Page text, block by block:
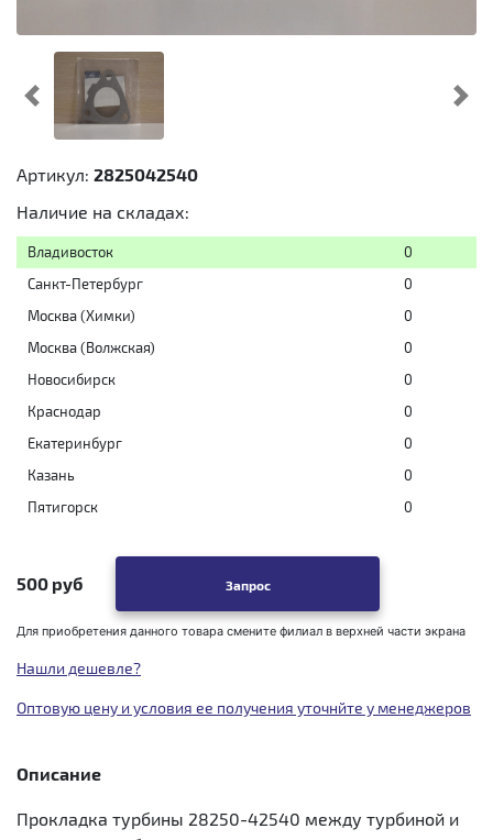
Предыдущий
Артикул: 2825042540
Наличие на складах:
Владивосток
0
Санкт-Петербург
0
Москва (Химки)
0
Москва (Волжская)
0
Новосибирск
0
Краснодар
0
Екатеринбург
0
Казань
0
Пятигорск
0
500 руб Запрос
Для приобретения данного товара смените филиал в верхней части экрана
Нашли дешевле?
Оптовую цену и условия ее получения уточнйте у менеджеров
Описание
Прокладка турбины 28250-42540 между турбиной и